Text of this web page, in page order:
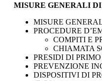
MISURE GENERALI
MISURE
PROCEDURE
COMPITI E
CHIAMATA
PRESIDI DI PRIMO
PREVENZIONE
DISPOSITIVI DI